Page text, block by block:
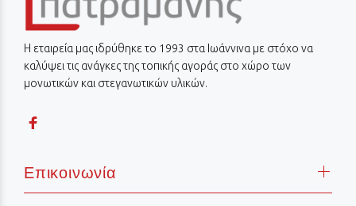
Η εταιρεία μας ιδρύθηκε το 1993 στα Ιωάννινα με στόχο να
καλύψει τις ανάγκες της τοπικής αγοράς στο χώρο των
μονωτικών και στεγανωτικών υλικών.
Επικοινωνία